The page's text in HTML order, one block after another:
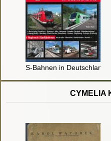
S-Bahnen in Deutschland
CYMELIA